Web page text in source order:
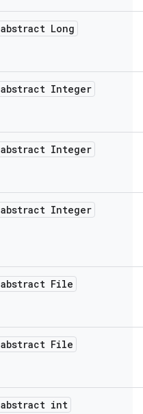
abstract Long
abstract Integer
abstract Integer
abstract Integer
abstract File
abstract File
abstract int